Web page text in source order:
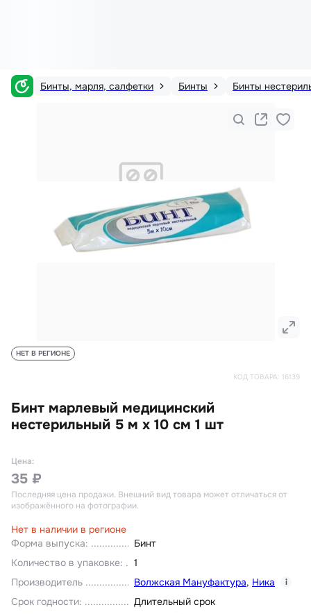
Бинты, марля, салфетки Бинты Бинты
КОД ТОВАРА: 16139
Бинт марлевый медицинский
нестерильный 5 м х 10 см 1 шт
НЕТ В РЕГИОНЕ
Форма выпуска:
Бинт
Количество в упаковке:
1
Производитель
Волжская Мануфактура, Ника i
Срок годности:
Длительный срок
Цена:
35 ₽
Последняя цена продажи. Внешний вид товара может отличаться от
изображённого на фотографии.
Нет в наличии в регионе